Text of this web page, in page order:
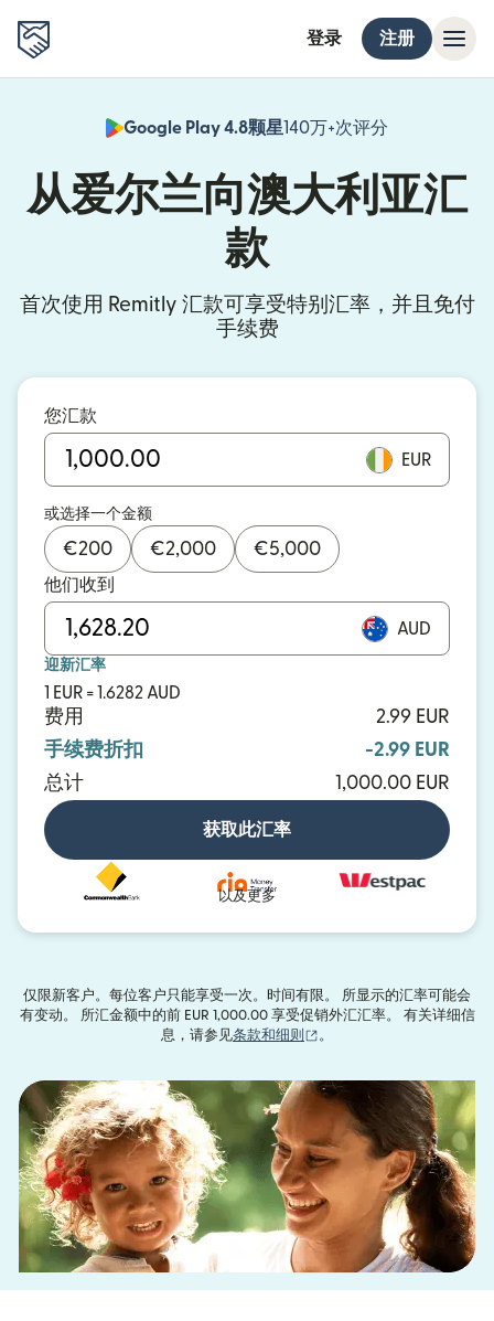
登录 注册
Google Play 4.8颗星140万+次评分
从爱尔兰向澳大利亚汇
款
首次使用 Remitly 汇款可享受特别汇率，并且免付
手续费
您汇款
EUR
或选择一个金额
€200 €2,000 €5,000
他们收到
AUD
迎新汇率
1 EUR = 1.6282 AUD
费用
2.99 EUR
手续费折扣
-2.99 EUR
总计
1,000.00 EUR
获取此汇率
以及更多
仅限新客户。每位客户只能享受一次。时间有限。 所显示的汇率可能会
有变动。 所汇金额中的前 EUR 1,000.00 享受促销外汇汇率。 有关详细信
息，请参见条款和细则 。